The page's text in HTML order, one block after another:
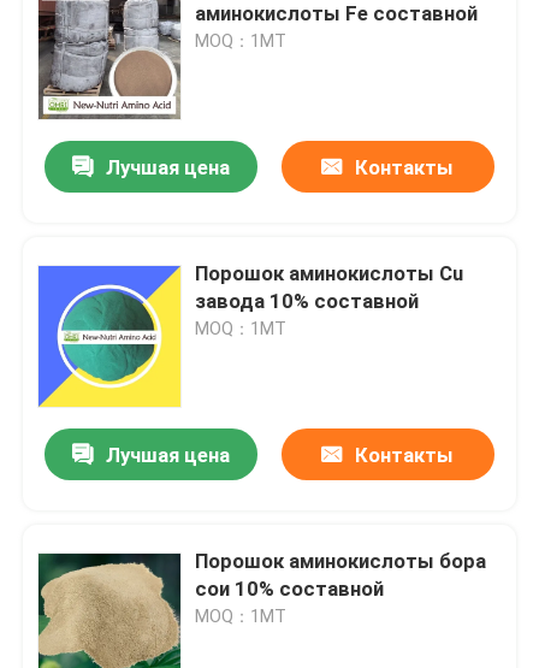
О Компании
Контакты
аминокислоты Fe составной
MOQ：1МТ
Лучшая цена Контакты
Порошок аминокислоты Cu
завода 10% составной
MOQ：1МТ
Лучшая цена Контакты
Порошок аминокислоты бора
сои 10% составной
MOQ：1МТ